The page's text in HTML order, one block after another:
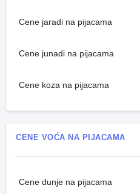
Cene jaradi na pijacama
Cene junadi na pijacama
Cene koza na pijacama
CENE VOĆA NA PIJACAMA
Cene dunje na pijacama